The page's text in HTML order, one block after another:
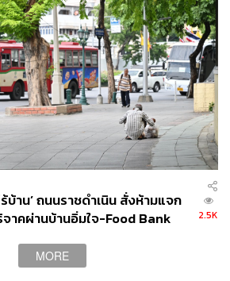
บ้าน’ ถนนราชดำเนิน สั่งห้ามแจก
จาคผ่านบ้านอิ่มใจ-Food Bank
2.5K
MORE